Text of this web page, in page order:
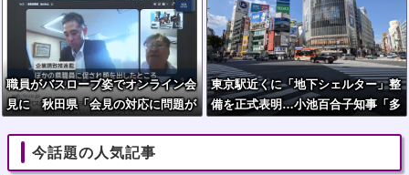
職員がバスローブ姿でオンライン会
見に 秋田県「会見の対応に問題が
東京駅近くに「地下シェルター」整
備を正式表明…小池百合子知事「多
今話題の人気記事